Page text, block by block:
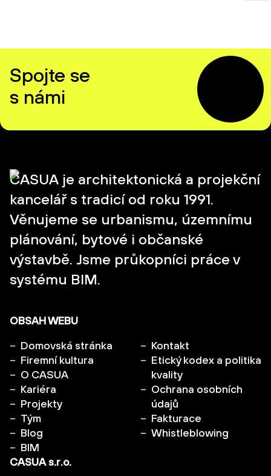
Spojte se
s námi
CASUA je architektonická a projekční
kancelář s tradicí od roku 1991.
Věnujeme se urbanismu, územnímu
plánování, bytové i občanské
výstavbě. Jsme průkopníci práce v
systému BIM.
CASUA s.r.o.
OBSAH WEBU
Domovská stránka
Firemní kultura
O CASUA
Kariéra
Projekty
Tým
Blog
BIM
Kontakt
Etický kodex a politika
kvality
Ochrana osobních
údajů
Fakturace
Whistleblowing